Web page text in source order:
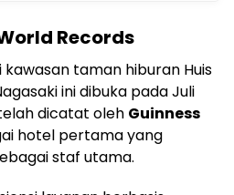
Records
taman hiburan Huis
ini dibuka pada Juli
dicatat oleh Guinness
hotel pertama yang
staf utama.